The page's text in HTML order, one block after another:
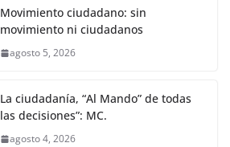
Movimiento ciudadano: sin
movimiento ni ciudadanos
agosto 5, 2026
La ciudadanía, “Al Mando” de todas
las decisiones”: MC.
agosto 4, 2026